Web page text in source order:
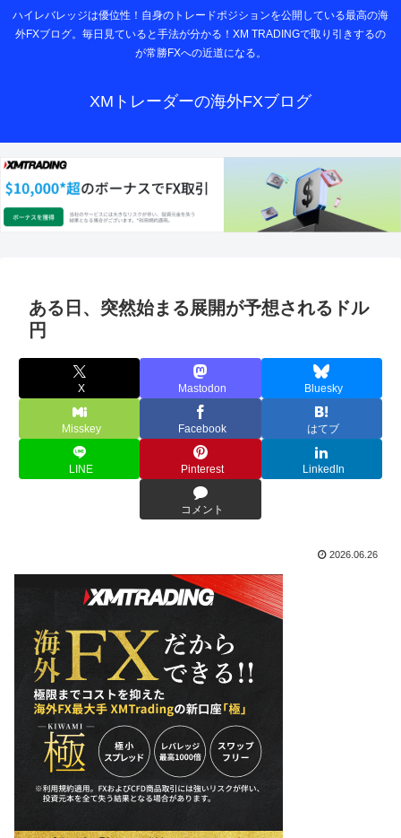
ハイレバレッジは優位性！自身のトレードポジションを公開している最高の海
外FXブログ。毎日見ていると手法が分かる！XM TRADINGで取り引きするの
が常勝FXへの近道になる。
XMトレーダーの海外FXブログ
ある日、突然始まる展開が予想されるドル
円
X Mastodon Bluesky
Misskey Facebook はてブ
LINE Pinterest LinkedIn
コメント
2026.06.26